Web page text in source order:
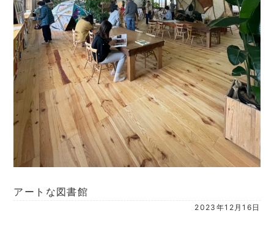
アートな図書館
2023年12月16日